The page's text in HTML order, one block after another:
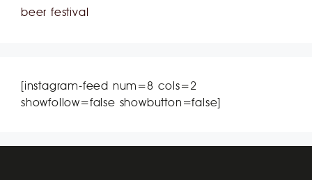
beer festival
[instagram-feed num=8 cols=2
showfollow=false showbutton=false]